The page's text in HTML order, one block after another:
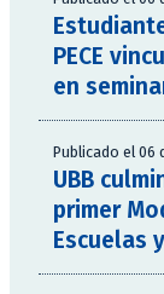
PECE
en
Publicado el 06
UBB
primer
Escuelas